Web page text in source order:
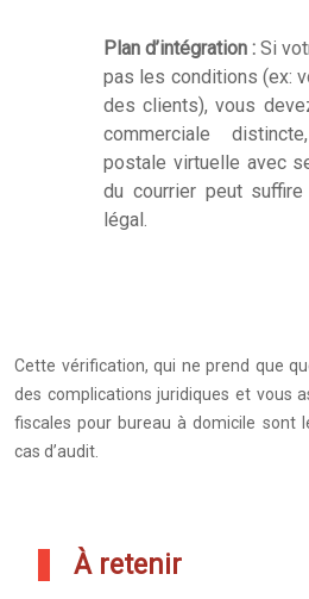
Plan d’intégration : Si
pas les conditions (ex:
des clients), vous
commerciale
postale virtuelle avec
du courrier peut suffire
légal.
Cette vérification, qui ne prend que
des complications juridiques et vous
fiscales pour bureau à domicile sont
cas d’audit.
À retenir